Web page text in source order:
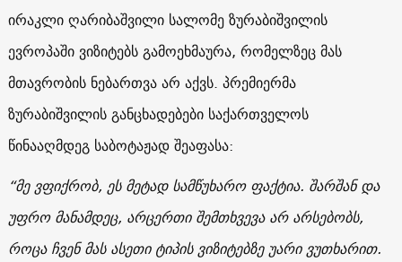
ირაკლი ღარიბაშვილი სალომე ზურაბიშვილის
ევროპაში ვიზიტებს გამოეხმაურა, რომელზეც მას
მთავრობის ნებართვა არ აქვს. პრემიერმა
ზურაბიშვილის განცხადებები საქართველოს
წინააღმდეგ საბოტაჟად შეაფასა:
“მე ვფიქრობ, ეს მეტად სამწუხარო ფაქტია. შარშან და
უფრო მანამდეც, არცერთი შემთხვევა არ არსებობს,
როცა ჩვენ მას ასეთი ტიპის ვიზიტებზე უარი ვუთხარით.